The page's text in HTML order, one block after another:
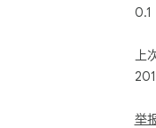
0.1
上
举